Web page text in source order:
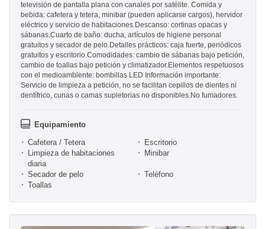
televisión de pantalla plana con canales por satélite. Comida y
bebida: cafetera y tetera, minibar (pueden aplicarse cargos), hervidor
eléctrico y servicio de habitaciones.Descanso: cortinas opacas y
sábanas.Cuarto de baño: ducha, artículos de higiene personal
gratuitos y secador de pelo.Detalles prácticos: caja fuerte, periódicos
gratuitos y escritorio.Comodidades: cambio de sábanas bajo petición,
cambio de toallas bajo petición y climatizador.Elementos respetuosos
con el medioambiente: bombillas LED Información importante:
Servicio de limpieza a petición, no se facilitan cepillos de dientes ni
dentífrico, cunas o camas supletorias no disponibles.No fumadores.
Equipamiento
Cafetera / Tetera
Escritorio
Limpieza de habitaciones
diaria
Minibar
Secador de pelo
Teléfono
Toallas